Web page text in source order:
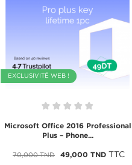
EXCLUSIVITÉ WEB !
Microsoft Office 2016 Professional
Plus – Phone...
70,000 TND 49,000 TND TTC